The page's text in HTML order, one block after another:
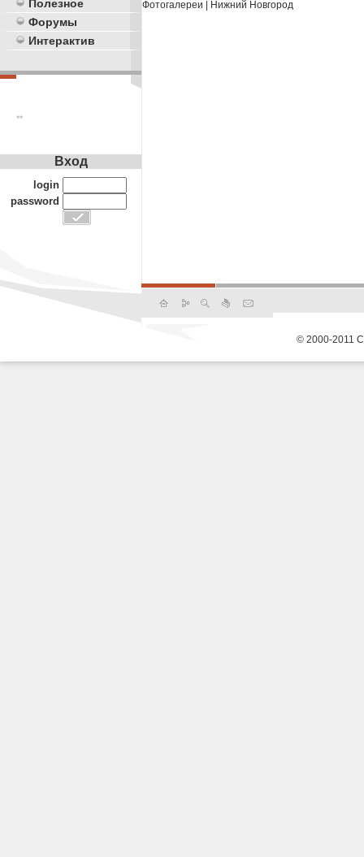
Полезное
Форумы
Интерактив
**
Фотогалереи Нижний Новгород
Вход
login
password
© 2000-2011